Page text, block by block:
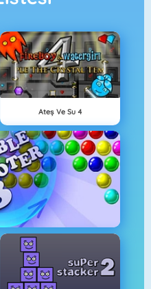
Ateş Ve Su 4